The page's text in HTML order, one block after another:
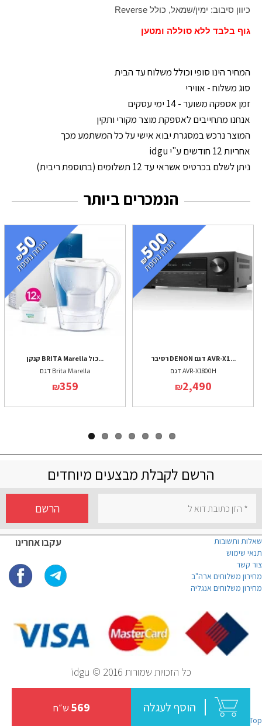
כיוון סיבוב: ימין/שמאל, כולל Reverse
גוף בלבד ללא סוללה ומטען
המחיר הינו סופי וכולל משלוח עד הבית
סוג משלוח - אווירי
זמן אספקה משוער - 14 ימי עסקים
אנחנו מתחייבים לאספקת מוצר מקורי ותקין
המוצר נרכש במסגרת יבוא אישי על כל המשתמע מכך
אחריות 12 חודשים ע"י idgu
ניתן לשלם בכרטיס אשראי עד 12 תשלומים (בתוספת ריבית)
הוסף לעגלה 569 ש״ח
הנמכרים ביותר
קנקן BRITA Marella כול...
דגם Brita Marella
₪359
רסיבר DENON דגם AVR-X1...
דגם AVR-X1800H
₪2,490
הרשם לקבלת מבצעים מיוחדים
הרשם
עקבו אחרינו
שאלות ותשובות
תנאי שימוש
צור קשר
מחירון משלוחים ארה"ב
מחירון משלוחים אנגליה
כל הזכויות שמורות idgu © 2016
Top